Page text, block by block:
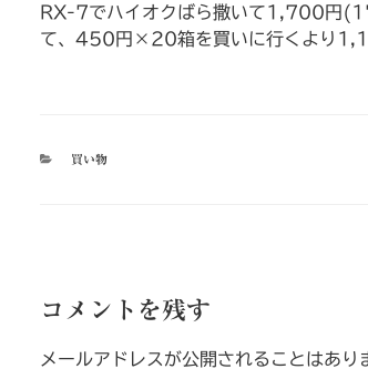
RX-7でハイオクばら撒いて1,700円
て、450円×20箱を買いに行くより
カ
買い物
コメントを残す
メールアドレスが公開されることはあり